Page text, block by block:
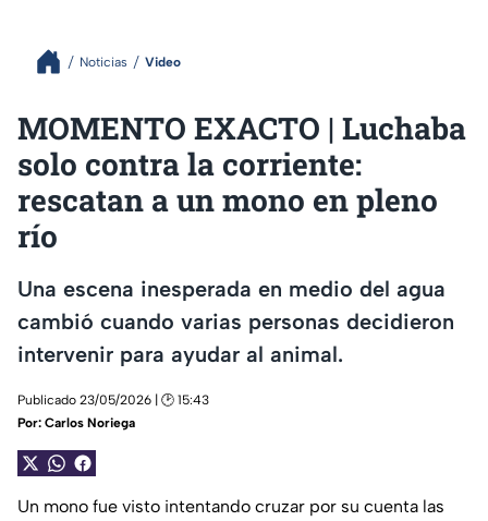
Noticias Video
MOMENTO EXACTO | Luchaba
solo contra la corriente:
rescatan a un mono en pleno
río
Una escena inesperada en medio del agua
cambió cuando varias personas decidieron
intervenir para ayudar al animal.
Publicado 23/05/2026 | 🕑 15:43
Por: Carlos Noriega
Un mono fue visto intentando cruzar por su cuenta las